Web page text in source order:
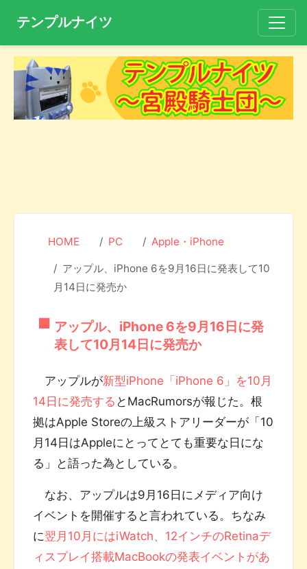
テンプルナイツ
HOME PC Apple・iPhone
アップル、iPhone 6を9月16日に発表して10
月14日に発売か
アップル、iPhone 6を9月16日に発
表して10月14日に発売か
アップルが新型iPhone「iPhone 6」を10月
14日に発売する とMacRumorsが報じた。根
拠はApple Storeの上級ストアリーダーが「10
月14日はAppleにとってとても重要な日にな
る」と語った為としている。
なお、アップルは9月16日にメディア向け
イベントを開催すると言われている。ちなみ
に翌月10月にはiWatch、12インチのRetinaデ
ィスプレイ搭載MacBookの発表イベントがあ